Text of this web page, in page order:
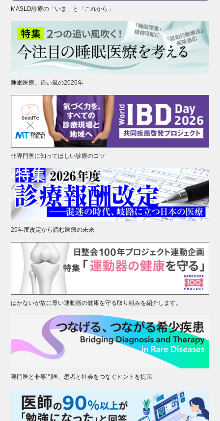
MASLD診療の「いま」と「これから」
睡眠医療、追い風の2026年
非専門医に知ってほしい診療のコツ
26年度改定から読む医療の未来
はかないが故に尊い運動器の健康を守る取り組みを紹介します。
専門医と非専門医、患者と社会をつなぐヒントを提示